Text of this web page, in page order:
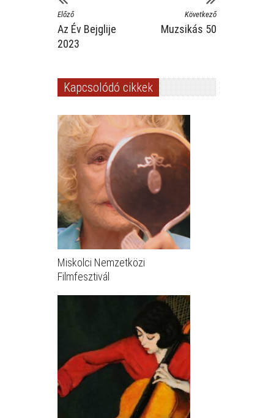
Előző
Az Év Bejglije
2023
Következő
Muzsikás 50
Kapcsolódó cikkek
Miskolci Nemzetközi
Filmfesztivál